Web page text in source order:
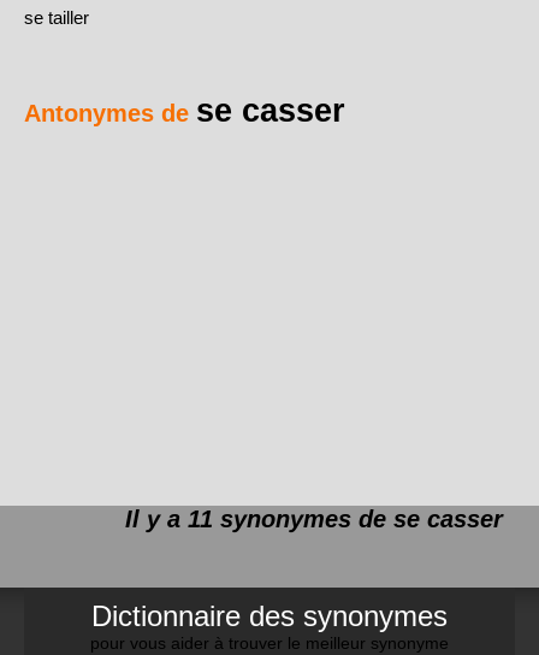
se tailler
Antonymes de se casser
Il y a 11 synonymes de se casser
Dictionnaire des synonymes
pour vous aider à trouver le meilleur synonyme